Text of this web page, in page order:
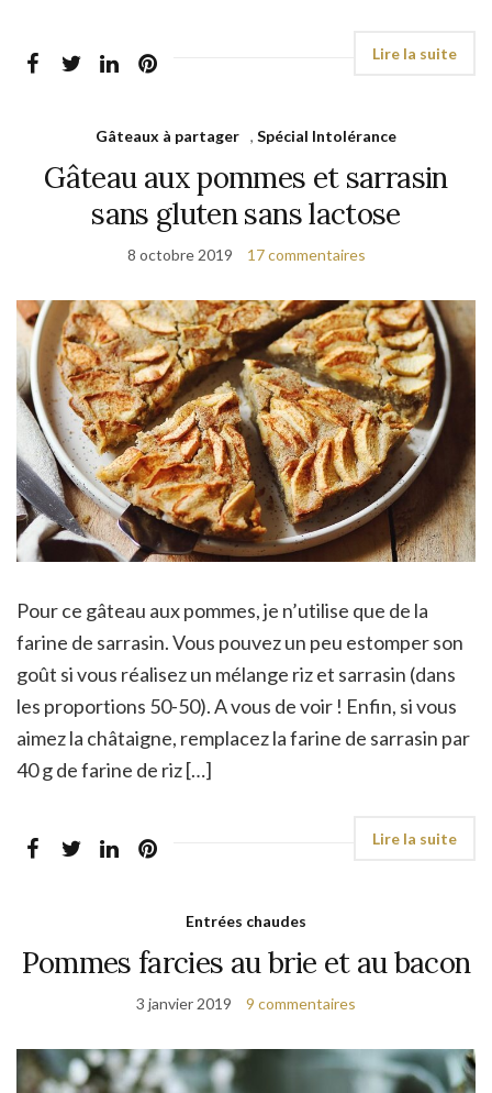
Gâteaux à partager , Spécial Intolérance
Gâteau aux pommes et sarrasin
sans gluten sans lactose
8 octobre 2019 17 commentaires
Pour ce gâteau aux pommes, je n’utilise que de la
farine de sarrasin. Vous pouvez un peu estomper son
goût si vous réalisez un mélange riz et sarrasin (dans
les proportions 50-50). A vous de voir ! Enfin, si vous
aimez la châtaigne, remplacez la farine de sarrasin par
40 g de farine de riz […]
Entrées chaudes
Pommes farcies au brie et au bacon
3 janvier 2019 9 commentaires